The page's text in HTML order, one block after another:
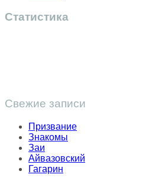
Статистика
Свежие записи
Призвание
Знакомы
Заи
Айвазовский
Гагарин